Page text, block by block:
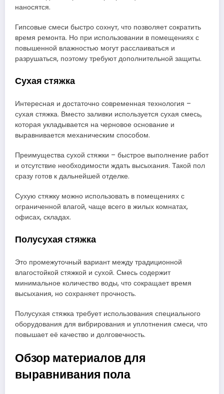
наносятся.
Гипсовые смеси быстро сохнут, что позволяет сократить
время ремонта. Но при использовании в помещениях с
повышенной влажностью могут расслаиваться и
разрушаться, поэтому требуют дополнительной защиты.
Сухая стяжка
Интересная и достаточно современная технология –
сухая стяжка. Вместо заливки используется сухая смесь,
которая укладывается на черновое основание и
выравнивается механическим способом.
Преимущества сухой стяжки – быстрое выполнение работ
и отсутствие необходимости ждать высыхания. Такой пол
сразу готов к дальнейшей отделке.
Сухую стяжку можно использовать в помещениях с
ограниченной влагой, чаще всего в жилых комнатах,
офисах, складах.
Полусухая стяжка
Это промежуточный вариант между традиционной
влагостойкой стяжкой и сухой. Смесь содержит
минимальное количество воды, что сокращает время
высыхания, но сохраняет прочность.
Полусухая стяжка требует использования специального
оборудования для вибрирования и уплотнения смеси, что
повышает её качество и долговечность.
Обзор материалов для
выравнивания пола